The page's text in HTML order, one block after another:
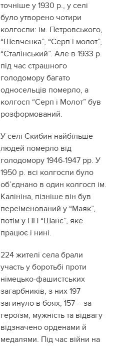
точніше у 1930 р., у селі
було утворено чотири
колгоспи: ім. Петровського,
“Шевченка”, “Серп і молот”,
“Сталінський”. Але в 1933 р.
під час страшного
голодомору багато
односельців померло, а
колгосп “Серп і Молот” був
розформований.
У селі Скибин найбільше
людей померло від
голодомору 1946-1947 рр. У
1950 р. всі колгоспи було
об’єднано в один колгосп ім.
Калініна, пізніше він був
переіменований у “Маяк”,
потім у ПП “Шанс”, яке
працює і нині.
224 жителі села брали
участь у боротьбі проти
німецько-фашистських
загарбників, з них 197
загинуло в боях, 157 – за
героїзм, мужність та відвагу
відзначено орденами й
медалями. Під час війни на